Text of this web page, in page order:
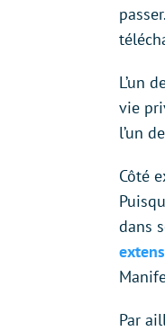
L’un
vie
l’un
Côté
dans
Par